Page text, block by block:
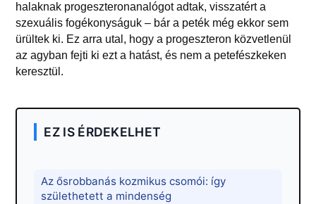
halaknak progeszteronanalógot adtak, visszatért a
szexuális fogékonyságuk – bár a peték még ekkor sem
ürültek ki. Ez arra utal, hogy a progeszteron közvetlenül
az agyban fejti ki ezt a hatást, és nem a petefészkeken
keresztül.
EZ IS ÉRDEKELHET
Az ősrobbanás kozmikus csomói: így
születhetett a mindenség